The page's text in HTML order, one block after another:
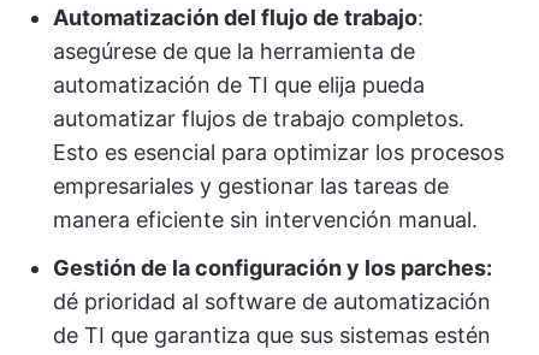
Automatización del flujo de trabajo:
asegúrese de que la herramienta de
automatización de TI que elija pueda
automatizar flujos de trabajo completos.
Esto es esencial para optimizar los procesos
empresariales y gestionar las tareas de
manera eficiente sin intervención manual.
Gestión de la configuración y los parches:
dé prioridad al software de automatización
de TI que garantiza que sus sistemas estén